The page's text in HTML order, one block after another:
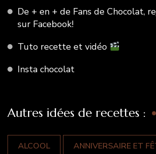
De + en + de Fans de Chocolat,
sur Facebook!
Tuto recette et vidéo
Insta chocolat
Autres idées de recettes :
ALCOOL ANNIVERSAIRE ET